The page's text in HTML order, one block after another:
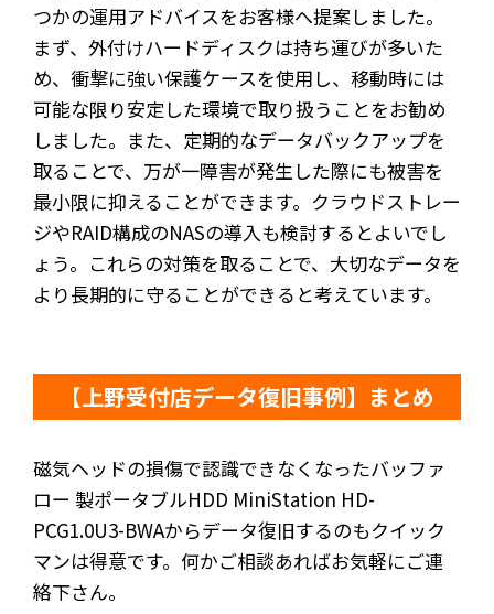
つかの運用アドバイスをお客様へ提案しました。
まず、外付けハードディスクは持ち運びが多いた
め、衝撃に強い保護ケースを使用し、移動時には
可能な限り安定した環境で取り扱うことをお勧め
しました。また、定期的なデータバックアップを
取ることで、万が一障害が発生した際にも被害を
最小限に抑えることができます。クラウドストレー
ジやRAID構成のNASの導入も検討するとよいでし
ょう。これらの対策を取ることで、大切なデータを
より長期的に守ることができると考えています。
【上野受付店データ復旧事例】まとめ
磁気ヘッドの損傷で認識できなくなったバッファ
ロー 製ポータブルHDD MiniStation HD-
PCG1.0U3-BWAからデータ復旧するのもクイック
マンは得意です。何かご相談あればお気軽にご連
絡下さん。